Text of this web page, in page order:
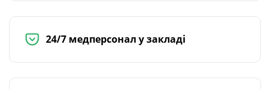
24/7 медперсонал у закладі